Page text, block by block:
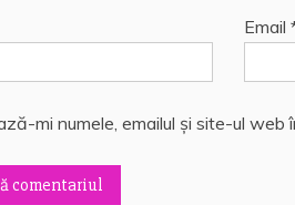
Email
mi numele, emailul și site-ul